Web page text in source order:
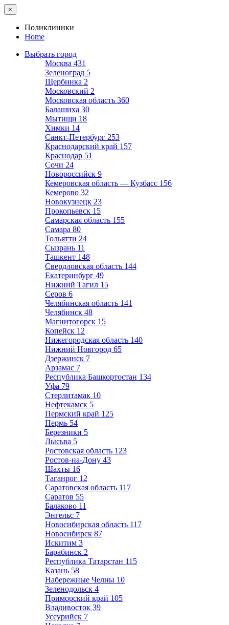
×
Поликлиники
Home
Выбрать город
Москва 431
Зеленоград 5
Щербинка 2
Московский 2
Московская область 360
Балашиха 30
Мытищи 18
Химки 14
Санкт-Петербург 253
Краснодарский край 157
Краснодар 51
Сочи 24
Новороссийск 9
Кемеровская область — Кузбасс 156
Кемерово 32
Новокузнецк 23
Прокопьевск 15
Самарская область 155
Самара 80
Тольятти 24
Сызрань 11
Ташкент 148
Свердловская область 144
Екатеринбург 49
Нижний Тагил 15
Серов 6
Челябинская область 141
Челябинск 48
Магнитогорск 15
Копейск 12
Нижегородская область 140
Нижний Новгород 65
Дзержинск 7
Арзамас 7
Республика Башкортостан 134
Уфа 79
Стерлитамак 10
Нефтекамск 5
Пермский край 125
Пермь 54
Березники 5
Лысьва 5
Ростовская область 123
Ростов-на-Дону 43
Шахты 16
Таганрог 12
Саратовская область 117
Саратов 55
Балаково 11
Энгельс 7
Новосибирская область 117
Новосибирск 87
Искитим 3
Барабинск 2
Республика Татарстан 115
Казань 58
Набережные Челны 10
Зеленодольск 4
Приморский край 105
Владивосток 39
Уссурийск 7